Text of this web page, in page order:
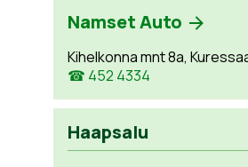
Namset Auto
Kihelkonna mnt 8a,
☎ 452 4334
Haapsalu